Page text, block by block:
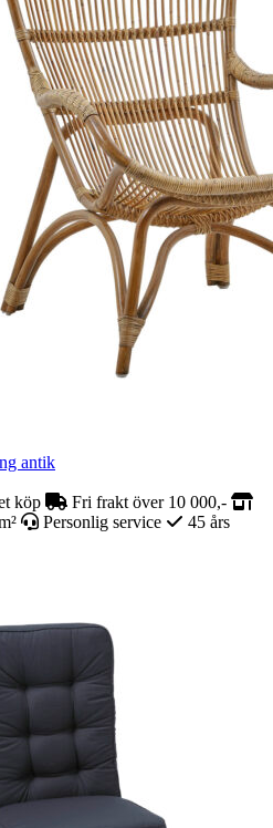
antik
köp
Fri frakt över 10 000,-
Personlig service
45 års